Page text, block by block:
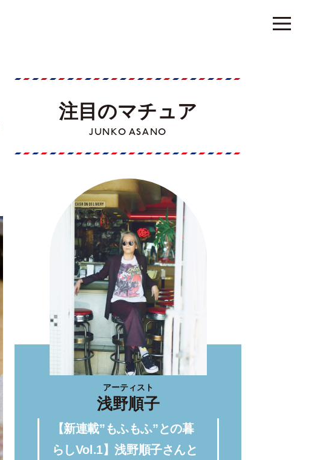
注目のマチュア
JUNKO ASANO
アーティスト
浅野順子
【新連載”もふもふ”との暮
らしVol.1】浅野順子さんと